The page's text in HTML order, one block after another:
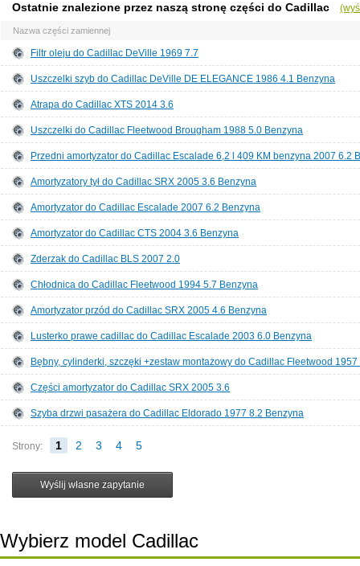
Ostatnie znalezione przez naszą stronę części do Cadillac
Nazwa części zamiennej
Filtr oleju do Cadillac DeVille 1969 7.7
Uszczelki szyb do Cadillac DeVille DE ELEGANCE 1986 4.1 Benzyna
Atrapa do Cadillac XTS 2014 3.6
Uszczelki do Cadillac Fleetwood Brougham 1988 5.0 Benzyna
Przedni amortyzator do Cadillac Escalade 6,2 l 409 KM benzyna 2007 6.2
Amortyzatory tył do Cadillac SRX 2005 3.6 Benzyna
Amortyzator do Cadillac Escalade 2007 6.2 Benzyna
Amortyzator do Cadillac CTS 2004 3.6 Benzyna
Zderzak do Cadillac BLS 2007 2.0
Chłodnica do Cadillac Fleetwood 1994 5.7 Benzyna
Amortyzator przód do Cadillac SRX 2005 4.6 Benzyna
Lusterko prawe cadillac do Cadillac Escalade 2003 6.0 Benzyna
Bębny, cylinderki, szczęki +zestaw montażowy do Cadillac Fleetwood
Części amortyzator do Cadillac SRX 2005 3.6
Szyba drzwi pasażera do Cadillac Eldorado 1977 8.2 Benzyna
Strony: 1 2 3 4 5
Wybierz model Cadillac